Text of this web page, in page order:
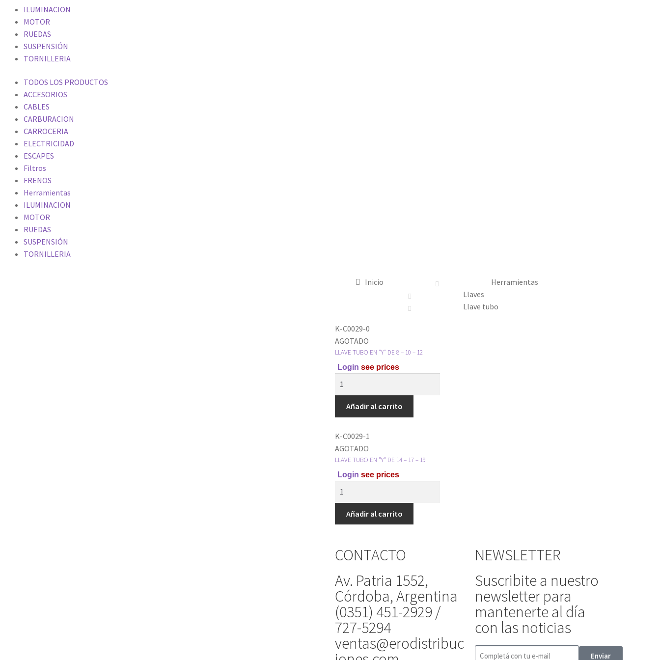
ILUMINACION
MOTOR
RUEDAS
SUSPENSIÓN
TORNILLERIA
TODOS LOS PRODUCTOS
ACCESORIOS
CABLES
CARBURACION
CARROCERIA
ELECTRICIDAD
ESCAPES
Filtros
FRENOS
Herramientas
ILUMINACION
MOTOR
RUEDAS
SUSPENSIÓN
TORNILLERIA
Inicio
Herramientas
Llaves
Llave tubo
K-C0029-0
AGOTADO
LLAVE TUBO EN "Y" DE 8 – 10 – 12
Login see prices
Añadir al carrito
K-C0029-1
AGOTADO
LLAVE TUBO EN "Y" DE 14 – 17 – 19
Login see prices
Añadir al carrito
CONTACTO
Av. Patria 1552,
Córdoba, Argentina
(0351) 451-2929 /
727-5294
ventas@erodistribuc
NEWSLETTER
Suscribite a nuestro
newsletter para
mantenerte al día
con las noticias
Enviar